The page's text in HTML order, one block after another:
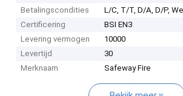
Betalingscondities
L/C, T/T, D/A, D/P,
Certificering
BSI EN3
Levering vermogen
10000
Levertijd
30
Merknaam
Safeway Fire